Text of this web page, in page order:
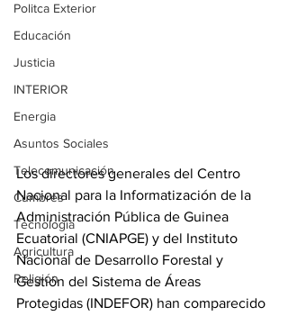
Politca Exterior
Educación
Justicia
INTERIOR
Energia
Asuntos Sociales
Telecomunicación
Cumbres
Tecnología
Agricultura
Religión
Los directores generales del Centro
Nacional para la Informatización de la
Administración Pública de Guinea
Ecuatorial (CNIAPGE) y del Instituto
Nacional de Desarrollo Forestal y
Gestión del Sistema de Áreas
Protegidas (INDEFOR) han comparecido